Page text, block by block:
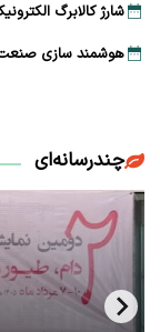
شارژ کالابرگ
هوشمند سازی صنعت
چندرسانه‌ای